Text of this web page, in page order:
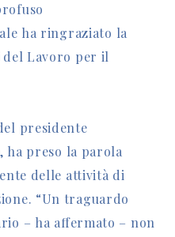
ha ringraziato la
del Lavoro per il
presidente
, ha preso la parola
delle attività di
“Un traguardo
– ha affermato – non